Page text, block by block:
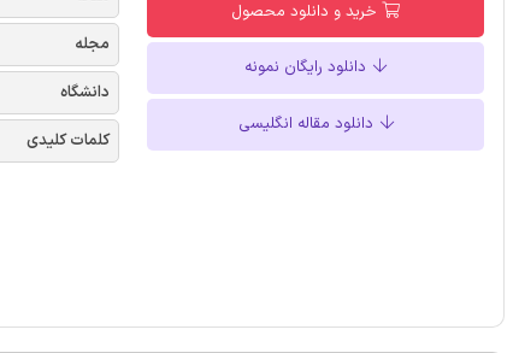
خرید و دانلود محصول
دانلود رایگان نمونه
دانلود مقاله انگلیسی
مجله
دانشگاه
کلمات کلیدی